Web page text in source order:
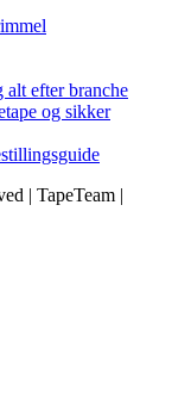
efter branche
og sikker
| TapeTeam |